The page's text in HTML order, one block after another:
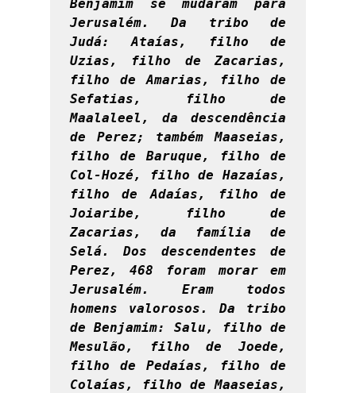
Benjamim se mudaram para
Jerusalém. Da tribo de
Judá: Ataías, filho de
Uzias, filho de Zacarias,
filho de Amarias, filho de
Sefatias, filho de
Maalaleel, da descendência
de Perez; também Maaseias,
filho de Baruque, filho de
Col-Hozé, filho de Hazaías,
filho de Adaías, filho de
Joiaribe, filho de
Zacarias, da família de
Selá. Dos descendentes de
Perez, 468 foram morar em
Jerusalém. Eram todos
homens valorosos. Da tribo
de Benjamim: Salu, filho de
Mesulão, filho de Joede,
filho de Pedaías, filho de
Colaías, filho de Maaseias,